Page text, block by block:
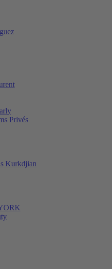
Privés
Kurkdjian